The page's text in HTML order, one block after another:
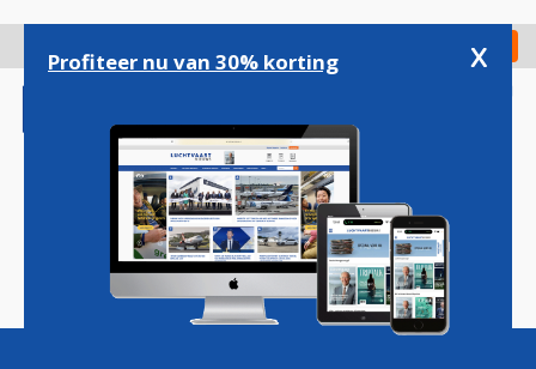
gaan
Check in
Magazine Podcasts Vacatures
Profiteer nu van 30% korting x